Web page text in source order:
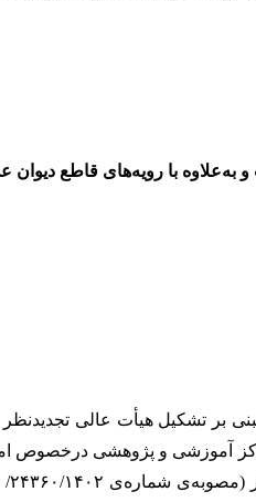
با رویه‌های قاطع
بر تشکیل هیأت عالی
آموزشی و پژوهشی درخصوص